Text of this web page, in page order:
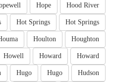
Hood River
Hope
Hot Springs
Hot Springs
Houghton
Houlton
Howard
Howard
Howell
Hudson
Hugo
Hugo